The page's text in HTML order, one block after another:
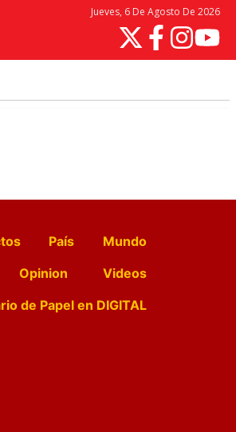
Jueves, 6 De Agosto De 2026
País
Mundo
Opinion
Videos
de Papel en DIGITAL